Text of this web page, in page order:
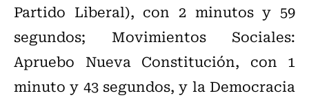
Partido Liberal), con 2 minutos y 59
segundos; Movimientos Sociales:
Apruebo Nueva Constitución, con 1
minuto y 43 segundos, y la Democracia